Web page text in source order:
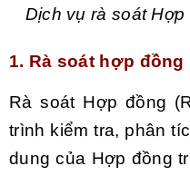
Dịch vụ rà soát
1. Rà soát hợp đồng
Rà soát Hợp đồng
trình kiểm tra, phân
dung của Hợp đồng